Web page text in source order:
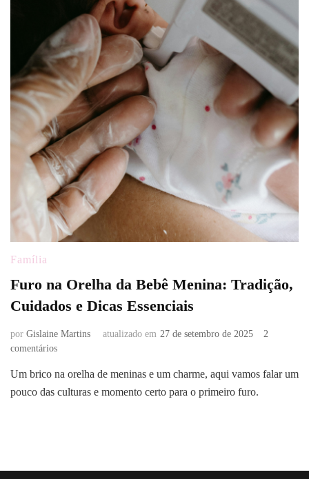
Família
Furo na Orelha da Bebê Menina: Tradição,
Cuidados e Dicas Essenciais
por Gislaine Martins atualizado em 27 de setembro de 2025
2
comentáriosem
na
Orelha
Um brico na orelha de meninas e um charme, aqui vamos falar um
pouco das culturas e momento certo para o primeiro furo.